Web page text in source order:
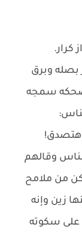
كرار.
بصله وبرق
ضحكه سمجه
هتصدق!
وقالهم
من ملامح
زين وإنه
على سكوته